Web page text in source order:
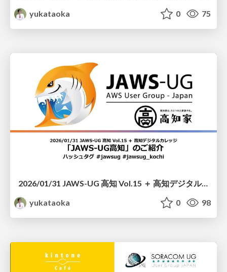
yukataoka
0 75
2026/01/31 JAWS-UG 高知 Vol.15 ＋ 高知デジタルカレッジ 「JAWS-UG高知」のご紹介
yukataoka
0 98